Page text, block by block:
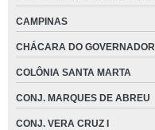
CAMPINAS
CHÁCARA DO GOVERNADOR
COLÔNIA SANTA MARTA
CONJ. MARQUES DE ABREU
CONJ. VERA CRUZ I